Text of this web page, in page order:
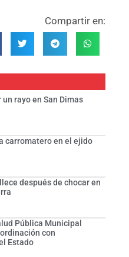
Compartir en:
rayo en San Dimas
carromatero en el ejido
después de chocar en
Pública Municipal
con
Estado